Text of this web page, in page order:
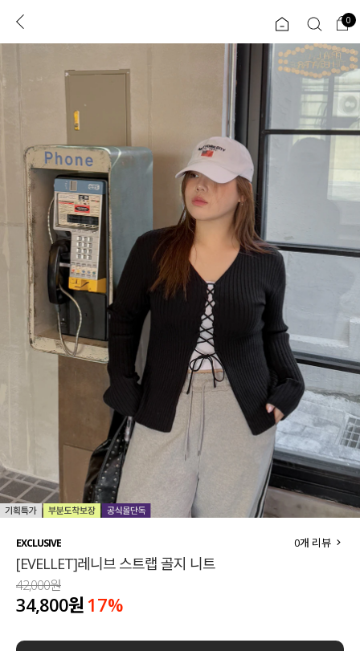
로그인 0
ENG
플러스핏 회원혜택 입
CATEGORY COMMUNITY
도착보장⚡
인플루언서 pick!
신상 5%
베스트
MADE
110사이즈
티셔츠
팬츠
셔츠
ALL
익스클루시브
아우터
티셔츠
니트
블라우스
원피스
스커트
언더웨어
0
EXCLUSIVE
[EVELLET]레니브 스트랩 골지 니트
0개 리뷰
42,000원
34,800원 17%